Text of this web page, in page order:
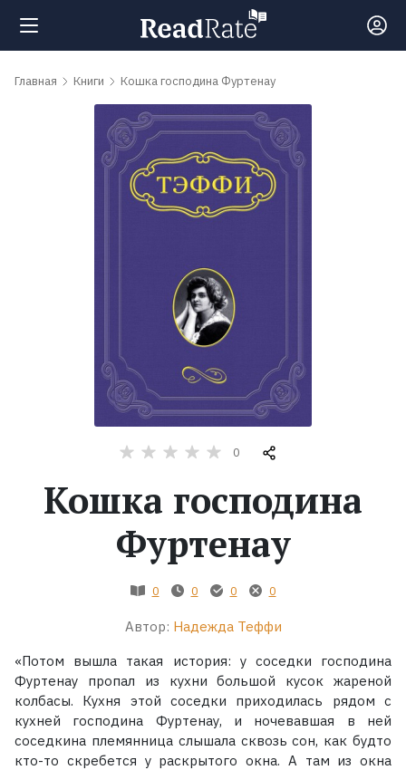
Поиск
Серии
Экранизации
Главная Книги Кошка господина Фуртенау
0
Кошка господина
Фуртенау
0 0 0 0
Автор: Надежда Теффи
«Потом вышла такая история: у соседки господина
Фуртенау пропал из кухни большой кусок жареной
колбасы. Кухня этой соседки приходилась рядом с
кухней господина Фуртенау, и ночевавшая в ней
соседкина племянница слышала сквозь сон, как будто
кто-то скребется у раскрытого окна. А там из окна